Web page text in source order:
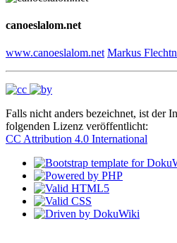
canoeslalom.net
www.canoeslalom.net Markus
Falls nicht anders bezeichnet, ist der
folgenden Lizenz veröffentlicht:
CC Attribution 4.0 International